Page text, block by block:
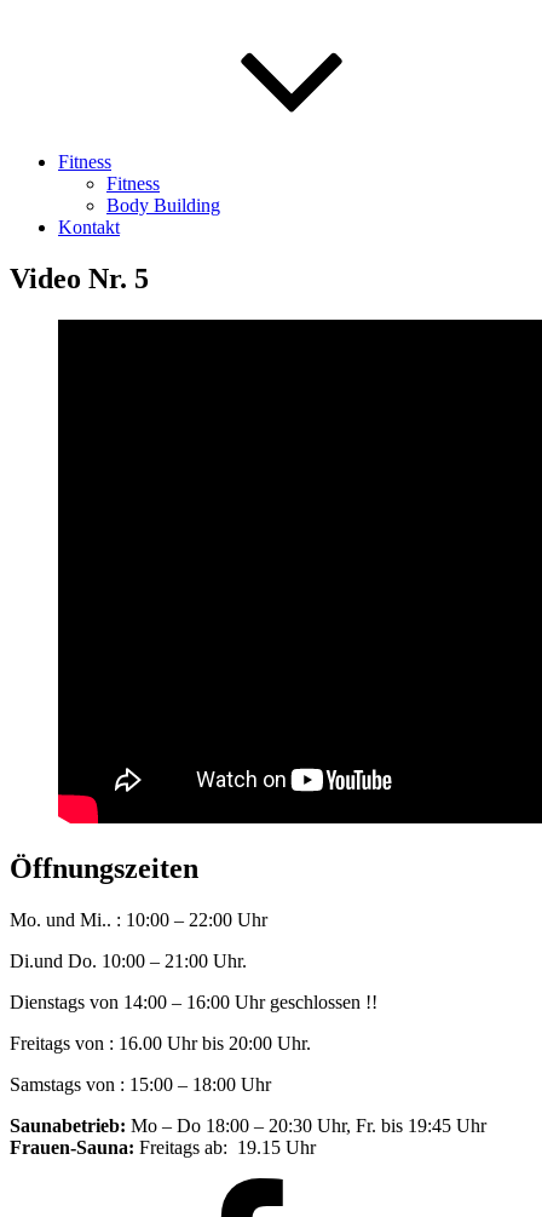
Fitness
Fitness
Body Building
Kontakt
Video Nr. 5
Öffnungszeiten
Mo. und Mi.. : 10:00 – 22:00 Uhr
Di.und Do. 10:00 – 21:00 Uhr.
Dienstags von 14:00 – 16:00 Uhr geschlossen !!
Freitags von : 16.00 Uhr bis 20:00 Uhr.
Samstags von : 15:00 – 18:00 Uhr
Saunabetrieb: Mo – Do 18:00 – 20:30 Uhr, Fr. bis 19:45 Uhr
Frauen-Sauna: Freitags ab: 19.15 Uhr